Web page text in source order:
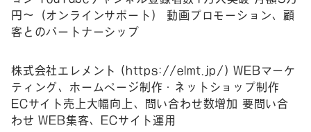
円～（オンラインサポート） 動画プロモーション、顧
客とのパートナーシップ
株式会社エレメント ( https://elmt.jp/ ) WEBマーケ
ティング、ホームページ制作・ネットショップ制作
ECサイト売上大幅向上、問い合わせ数増加 要問い合
わせ WEB集客、ECサイト運用